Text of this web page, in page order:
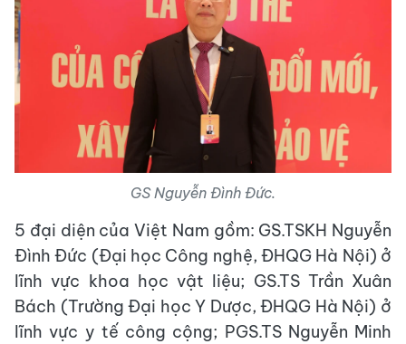
GS Nguyễn Đình Đức.
5 đại diện của Việt Nam gồm: GS.TSKH Nguyễn
Đình Đức (Đại học Công nghệ, ĐHQG Hà Nội) ở
lĩnh vực khoa học vật liệu; GS.TS Trần Xuân
Bách (Trường Đại học Y Dược, ĐHQG Hà Nội) ở
lĩnh vực y tế công cộng; PGS.TS Nguyễn Minh